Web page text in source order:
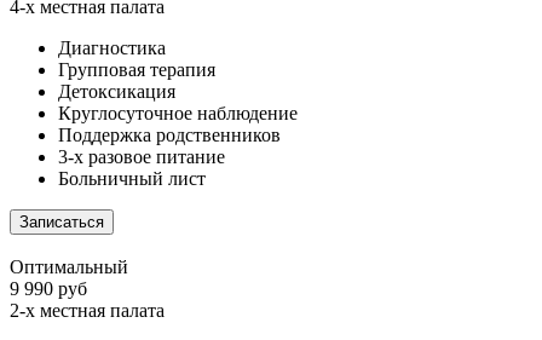
4-х местная палата
Диагностика
Групповая терапия
Детоксикация
Круглосуточное наблюдение
Поддержка родственников
3-х разовое питание
Больничный лист
Записаться
Оптимальный
9 990 руб
2-х местная палата